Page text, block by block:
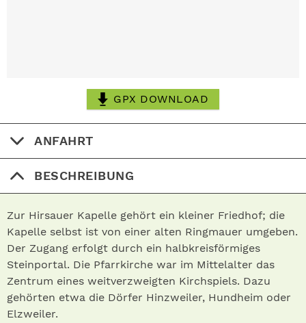
GPX DOWNLOAD
ANFAHRT
BESCHREIBUNG
Zur Hirsauer Kapelle gehört ein kleiner Friedhof; die
Kapelle selbst ist von einer alten Ringmauer umgeben.
Der Zugang erfolgt durch ein halbkreisförmiges
Steinportal. Die Pfarrkirche war im Mittelalter das
Zentrum eines weitverzweigten Kirchspiels. Dazu
gehörten etwa die Dörfer Hinzweiler, Hundheim oder
Elzweiler.